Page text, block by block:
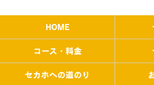
HOME
コース・料金
セカホへの道のり